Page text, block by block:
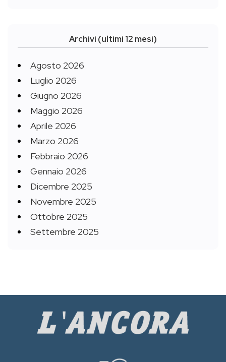
Archivi (ultimi 12 mesi)
Agosto 2026
Luglio 2026
Giugno 2026
Maggio 2026
Aprile 2026
Marzo 2026
Febbraio 2026
Gennaio 2026
Dicembre 2025
Novembre 2025
Ottobre 2025
Settembre 2025